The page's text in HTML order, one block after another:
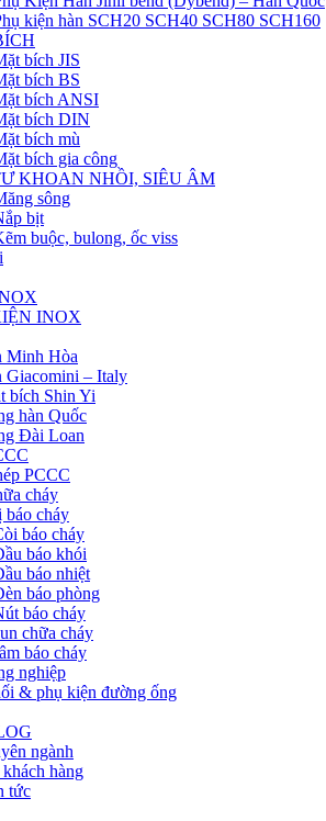
kiện hàn SCH20 SCH40 SCH80 SCH160
bích JIS
bích BS
bích ANSI
bích DIN
bích mù
bích gia công
KHOAN NHỒI, SIÊU ÂM
sông
bịt
buộc, bulong, ốc viss
INOX
Minh Hòa
Giacomini – Italy
bích Shin Yi
hàn Quốc
Đài Loan
PCCC
cháy
báo cháy
báo cháy
báo khói
báo nhiệt
báo phòng
báo cháy
chữa cháy
báo cháy
nghiệp
& phụ kiện đường ống
ngành
hàng
tức